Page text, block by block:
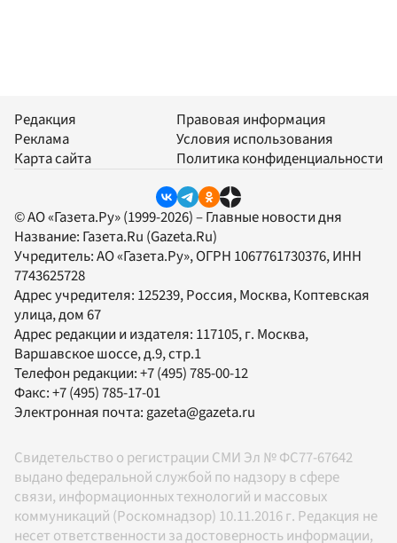
Редакция
Реклама
Карта сайта
Правовая информация
Условия использования
Политика конфиденциальности
© АО «Газета.Ру» (1999-2026) – Главные новости дня
Название: Газета.Ru (Gazeta.Ru)
Учредитель:АО «Газета.Ру», ОГРН 1067761730376, ИНН
7743625728
Адрес учредителя: 125239, Россия, Москва, Коптевская
улица, дом 67
Адрес редакции и издателя: 117105, г. Москва,
Варшавское шоссе, д.9, стр.1
Телефон редакции:+7 (495) 785-00-12
Факс:+7 (495) 785-17-01
Электронная почта:gazeta@gazeta.ru
Свидетельство о регистрации СМИ Эл № ФС77-67642
выдано федеральной службой по надзору в сфере
связи, информационных технологий и массовых
коммуникаций (Роскомнадзор) 10.11.2016 г. Редакция не
несет ответственности за достоверность информации,